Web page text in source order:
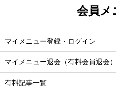
会員メ
マイメニュー登録・ログイン
マイメニュー退会（有料会員退会）
有料記事一覧